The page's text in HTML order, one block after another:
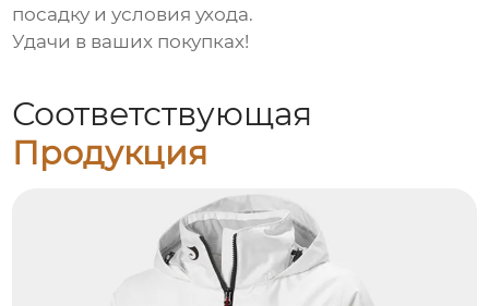
посадку и условия ухода.
Удачи в ваших покупках!
Соответствующая
Продукция